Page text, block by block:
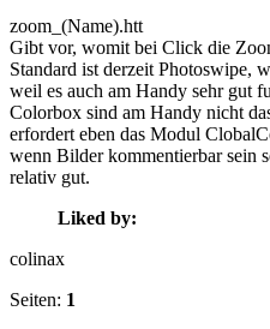
zoom_(Name).htt
Gibt vor, womit bei Click die
Standard ist derzeit Photoswipe,
weil es auch am Handy sehr gut
Colorbox sind am Handy nicht
erfordert eben das Modul
wenn Bilder kommentierbar sein
relativ gut.
Liked by:
colinax
Seiten: 1